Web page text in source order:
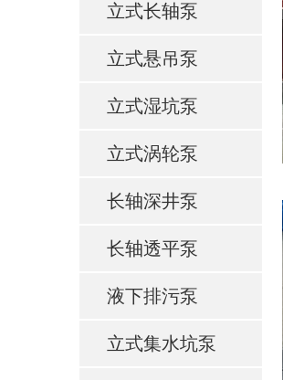
立式长轴泵
立式悬吊泵
立式湿坑泵
立式涡轮泵
长轴深井泵
长轴透平泵
液下排污泵
立式集水坑泵